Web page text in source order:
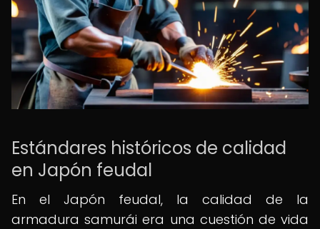
Estándares históricos de calidad
en Japón feudal
En el Japón feudal, la calidad de la
armadura samurái era una cuestión de vida